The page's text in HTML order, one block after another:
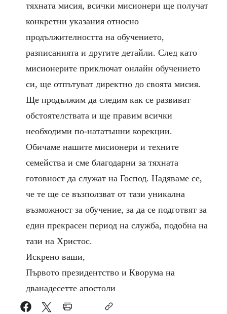
тяхната мисия, всички мисионери ще получат
конкретни указания относно
продължителността на обучението,
разписанията и другите детайли. След като
мисионерите приключат онлайн обучението
си, ще отпътуват директно до своята мисия.
Ще продължим да следим как се развиват
обстоятелствата и ще правим всички
необходими по-нататъшни корекции.
Обичаме нашите мисионери и техните
семейства и сме благодарни за тяхната
готовност да служат на Господ. Надяваме се,
че те ще се възползват от тази уникална
възможност за обучение, за да се подготвят за
един прекрасен период на служба, подобна на
тази на Христос.
Искрено ваши,
Първото президентство и Кворума на
дванадесетте апостоли